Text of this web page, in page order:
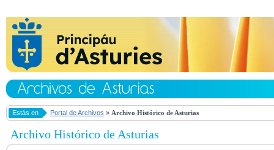
Estás en Portal de Archivos » Archivo Histórico de Asturias
Archivo Histórico de Asturias